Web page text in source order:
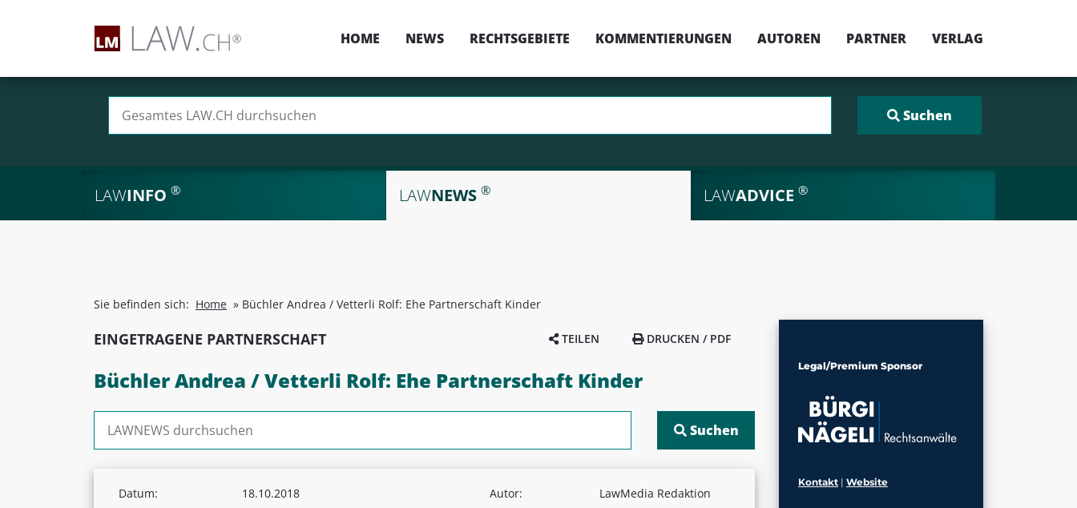
HOME NEWS RECHTSGEBIETE KOMMENTIERUNGEN AUTOREN PARTNER VERLAG
LAWINFO ® LAWNEWS ® LAWADVICE ®
Sie befinden sich: Home » Büchler Andrea / Vetterli Rolf: Ehe Partnerschaft Kinder
EINGETRAGENE PARTNERSCHAFT TEILEN DRUCKEN / PDF
Büchler Andrea / Vetterli Rolf: Ehe Partnerschaft Kinder
Datum:
18.10.2018
Autor:
LawMedia Redaktion
Legal/Premium Sponsor
Kontakt | Website